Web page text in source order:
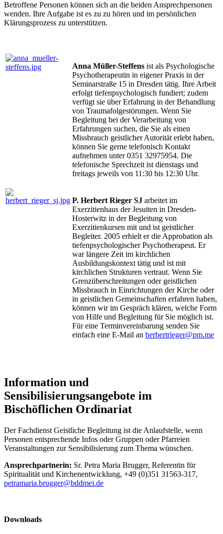
Betroffene Personen können sich an die beiden Ansprechpersonen
wenden. Ihre Aufgabe ist es zu zu hören und im persönlichen
Klärungsprozess zu unterstützen.
Anna Müller-Steffens ist als Psychologische
Psychotherapeutin in eigener Praxis in der
Seminarstraße 15 in Dresden tätig. Ihre Arbeit
erfolgt tiefenpsychologisch fundiert; zudem
verfügt sie über Erfahrung in der Behandlung
von Traumafolgestörungen. Wenn Sie
Begleitung bei der Verarbeitung von
Erfahrungen suchen, die Sie als einen
Missbrauch geistlicher Autorität erlebt haben,
können Sie gerne telefonisch Kontakt
aufnehmen unter 0351 32975954. Die
telefonische Sprechzeit ist dienstags und
freitags jeweils von 11:30 bis 12:30 Uhr.
P. Herbert Rieger SJ arbeitet im
Exerzitienhaus der Jesuiten in Dresden-
Hosterwitz in der Begleitung von
Exerzitienkursen mit und ist geistlicher
Begleiter. 2005 erhielt er die Approbation als
tiefenpsychologischer Psychotherapeut. Er
war längere Zeit im kirchlichen
Ausbildungskontext tätig und ist mit
kirchlichen Strukturen vertraut. Wenn Sie
Grenzüberschreitungen oder geistlichen
Missbrauch in Einrichtungen der Kirche oder
in geistlichen Gemeinschaften erfahren haben,
können wir im Gespräch klären, welche Form
von Hilfe und Begleitung für Sie möglich ist.
Für eine Terminvereinbarung senden Sie
einfach eine E-Mail an herbertrieger@pm.me
Information und
Sensibilisierungsangebote im
Bischöflichen Ordinariat
Der Fachdienst Geistliche Begleitung ist die Anlaufstelle, wenn
Personen entsprechende Infos oder Gruppen oder Pfarreien
Veranstaltungen zur Sensibilisierung zum Thema wünschen.
Ansprechpartnerin: Sr. Petra Maria Brugger, Referentin für
Spiritualität und Kirchenentwicklung, +49 (0)351 31563-317,
petramaria.brugger@bddmei.de
Downloads